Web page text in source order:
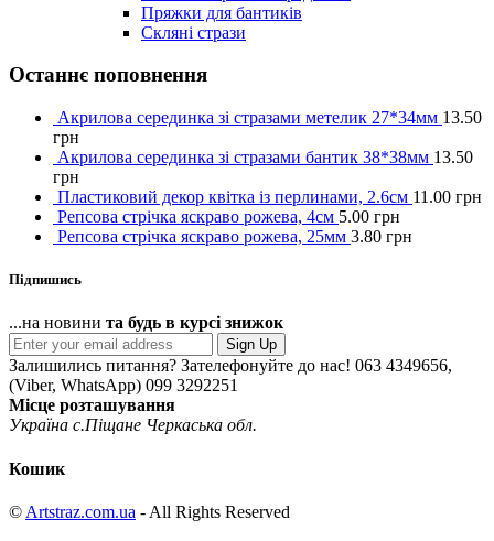
Пряжки для бантиків
Скляні стрази
Останнє поповнення
Акрилова серединка зі стразами метелик 27*34мм 13.50
грн
Акрилова серединка зі стразами бантик 38*38мм 13.50
грн
Пластиковий декор квітка із перлинами, 2.6см 11.00 грн
Репсова стрічка яскраво рожева, 4см 5.00 грн
Репсова стрічка яскраво рожева, 25мм 3.80 грн
Підпишись
...на новини та будь в курсі знижок
Sign Up
Залишились питання? Зателефонуйте до нас! 063 4349656,
(Viber, WhatsApp) 099 3292251
Місце розташування
Україна с.Піщане Черкаська обл.
Кошик
© Artstraz.com.ua - All Rights Reserved